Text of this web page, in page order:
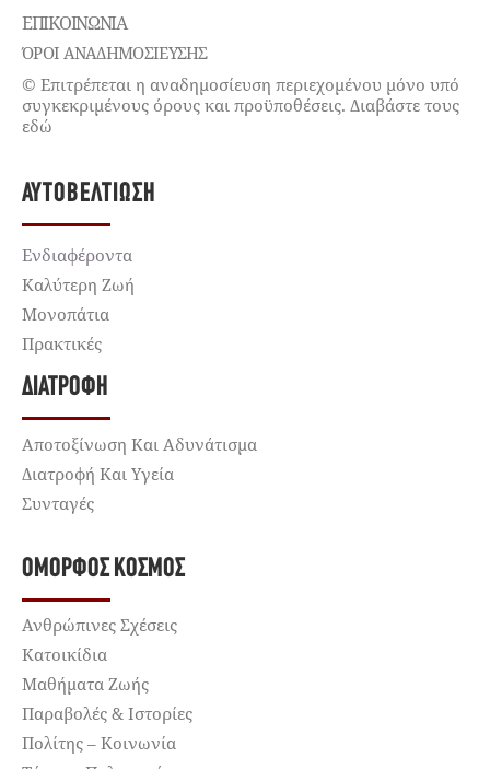
ΕΠΙΚΟΙΝΩΝΊΑ
ΌΡΟΙ ΑΝΑΔΗΜΟΣΙΕΥΣΗΣ
© Επιτρέπεται η αναδημοσίευση περιεχομένου μόνο υπό
συγκεκριμένους όρους και προϋποθέσεις. Διαβάστε τους
εδώ
ΑΥΤΟΒΕΛΤΊΩΣΗ
Ενδιαφέροντα
Καλύτερη Ζωή
Μονοπάτια
Πρακτικές
ΔΙΑΤΡΟΦΉ
Αποτοξίνωση Και Αδυνάτισμα
Διατροφή Και Υγεία
Συνταγές
ΌΜΟΡΦΟΣ ΚΌΣΜΟΣ
Ανθρώπινες Σχέσεις
Κατοικίδια
Μαθήματα Ζωής
Παραβολές & Ιστορίες
Πολίτης – Κοινωνία